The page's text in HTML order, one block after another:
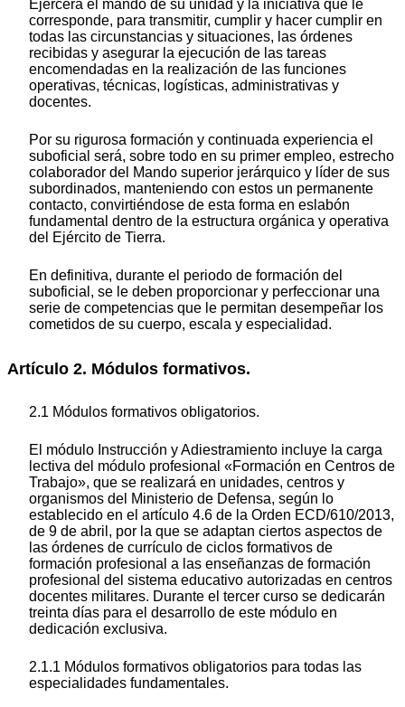
Ejercerá el mando de su unidad y la iniciativa que le
corresponde, para transmitir, cumplir y hacer cumplir en
todas las circunstancias y situaciones, las órdenes
recibidas y asegurar la ejecución de las tareas
encomendadas en la realización de las funciones
operativas, técnicas, logísticas, administrativas y
docentes.
Por su rigurosa formación y continuada experiencia el
suboficial será, sobre todo en su primer empleo, estrecho
colaborador del Mando superior jerárquico y líder de sus
subordinados, manteniendo con estos un permanente
contacto, convirtiéndose de esta forma en eslabón
fundamental dentro de la estructura orgánica y operativa
del Ejército de Tierra.
En definitiva, durante el periodo de formación del
suboficial, se le deben proporcionar y perfeccionar una
serie de competencias que le permitan desempeñar los
cometidos de su cuerpo, escala y especialidad.
Artículo 2. Módulos formativos.
2.1 Módulos formativos obligatorios.
El módulo Instrucción y Adiestramiento incluye la carga
lectiva del módulo profesional «Formación en Centros de
Trabajo», que se realizará en unidades, centros y
organismos del Ministerio de Defensa, según lo
establecido en el artículo 4.6 de la Orden ECD/610/2013,
de 9 de abril, por la que se adaptan ciertos aspectos de
las órdenes de currículo de ciclos formativos de
formación profesional a las enseñanzas de formación
profesional del sistema educativo autorizadas en centros
docentes militares. Durante el tercer curso se dedicarán
treinta días para el desarrollo de este módulo en
dedicación exclusiva.
2.1.1 Módulos formativos obligatorios para todas las
especialidades fundamentales.